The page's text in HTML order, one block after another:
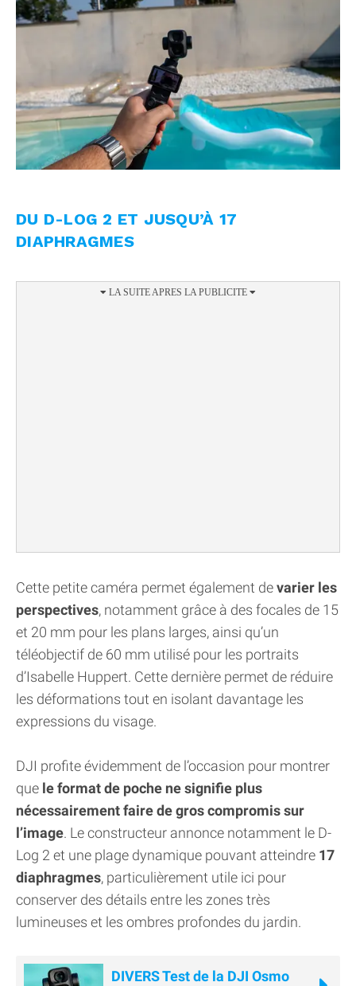
DU D-LOG 2 ET JUSQU’À 17
DIAPHRAGMES
Cette petite caméra permet également devarier les
perspectives, notamment grâce à des focales de 15
et 20 mm pour les plans larges, ainsi qu’un
téléobjectif de 60 mm utilisé pour les portraits
d’Isabelle Huppert. Cette dernière permet de réduire
les déformations tout en isolant davantage les
expressions du visage.
DJI profite évidemment de l’occasion pour montrer
que le format de poche ne signifie plus
nécessairement faire de gros compromis sur
l’image. Le constructeur annonce notamment le D-
Log 2 et une plage dynamique pouvant atteindre 17
diaphragmes, particulièrement utile ici pour
conserver des détails entre les zones très
lumineuses et les ombres profondes du jardin.
DIVERS Test de la DJI Osmo